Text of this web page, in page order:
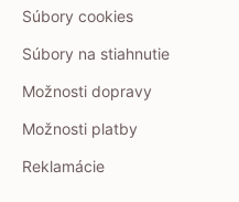
Súbory cookies
Súbory na stiahnutie
Možnosti dopravy
Možnosti platby
Reklamácie